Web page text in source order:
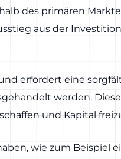
des primären
aus der
erfordert eine
werden.
und Kapital
wie zum